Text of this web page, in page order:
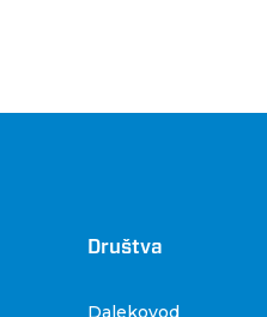
Društva
Dalekovod